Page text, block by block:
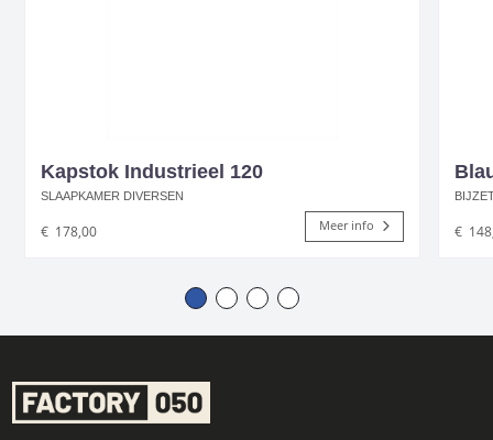
Kapstok Industrieel 120
SLAAPKAMER DIVERSEN
€ 178,00 Meer info €